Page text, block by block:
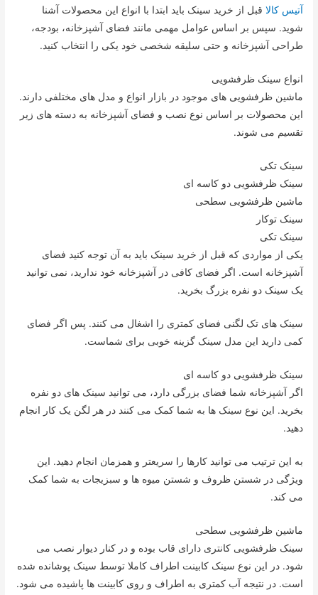
آتیس کالا قبل از خرید سینک باید ابتدا با انواع این محصولات آشنا
شوید. سپس بر اساس عوامل مهمی مانند فضای آشپزخانه، بودجه،
طراحی آشپزخانه و حتی سلیقه شخصی خود یکی را انتخاب کنید.
انواع سینک ظرفشویی
ماشین ظرفشویی های موجود در بازار انواع و مدل های مختلفی دارند.
این محصولات بر اساس نوع نصب و فضای آشپزخانه به دسته های زیر
تقسیم می شوند.
سینک تکی
سینک ظرفشویی دو کاسه ای
ماشین ظرفشویی سطحی
سینک توکار
سینک تکی
یکی از مواردی که قبل از خرید سینک باید به آن توجه کنید فضای
آشپزخانه است. اگر فضای کافی در آشپزخانه خود ندارید، نمی توانید
یک سینک دو نفره بزرگ بخرید.
سینک های تک لگنی فضای کمتری را اشغال می کنند. پس اگر فضای
کمی دارید این مدل سینک گزینه خوبی برای شماست.
سینک ظرفشویی دو کاسه ای
اگر آشپزخانه شما فضای بزرگی دارد، می توانید سینک های دو نفره
بخرید. این نوع سینک ها به شما کمک می کنند در هر لگن یک کار انجام
دهید.
به این ترتیب می توانید کارها را سریعتر و همزمان انجام دهید. این
ویژگی در شستن ظروف و شستن میوه ها و سبزیجات به شما کمک
می کند.
ماشین ظرفشویی سطحی
سینک ظرفشویی کانتری دارای قاب بوده و در کنار دیوار نصب می
شود. در این نوع سینک کابینت اطراف کاملا توسط سینک پوشانده شده
است. در نتیجه آب کمتری به اطراف و روی کابینت ها پاشیده می شود.